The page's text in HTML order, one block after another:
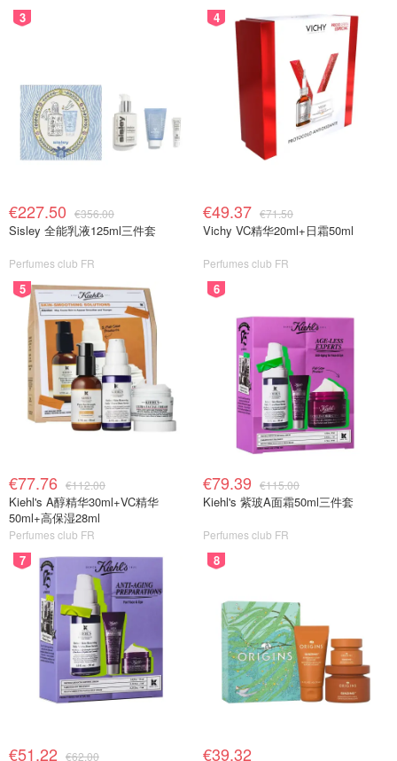
3
€227.50 €356.00
Sisley 全能乳液125ml三件套
Perfumes club FR
4
€49.37 €71.50
Vichy VC精华20ml+日霜50ml
Perfumes club FR
5
€77.76 €112.00
Kiehl's A醇精华30ml+VC精华
50ml+高保湿28ml
Perfumes club FR
6
€79.39 €115.00
Kiehl's 紫玻A面霜50ml三件套
Perfumes club FR
7
€51.22 €62.00
8
€39.32